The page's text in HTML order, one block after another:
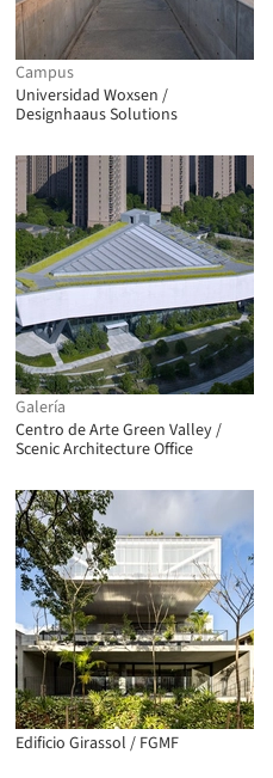
Campus
Universidad Woxsen /
Designhaaus Solutions
Galería
Centro de Arte Green Valley /
Scenic Architecture Office
Edificio Girassol / FGMF